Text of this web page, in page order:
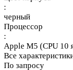
:
черный
Процессор
:
Apple M5 (CPU 10
Все
По запросу